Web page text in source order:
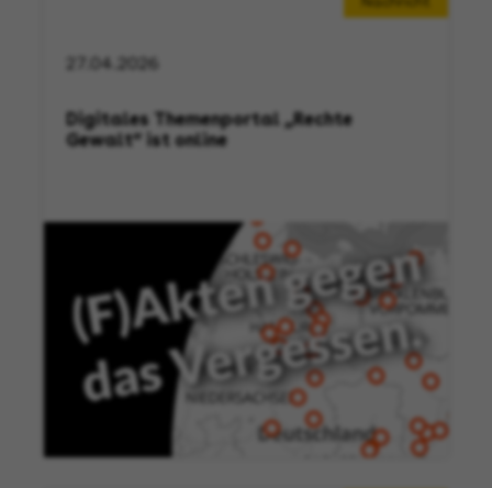
27.04.2026
Digitales Themenportal „Rechte
Gewalt“ ist online